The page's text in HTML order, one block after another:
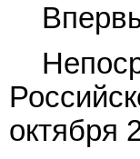
октября